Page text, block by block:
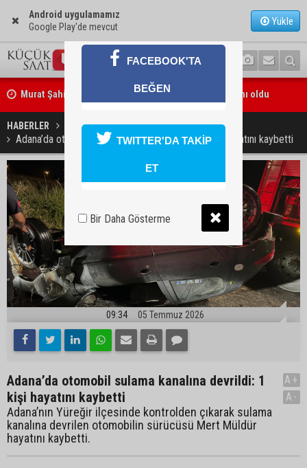
Android uygulamamız
Google Play'de mevcut
Yükle
Murat Şahin Aktürk, YENİ Parti Tufanbeyli İlçe Başkanı oldu
ASKİ Genel Müdürü Mansur Aladağ emekli oldu
HABERLER GÜNDEM
Adana’da otomobil sulama kanalına devrildi: 1 kişi hayatını kaybetti
09:34 05 Temmuz 2026
Adana’da otomobil sulama kanalına devrildi: 1
kişi hayatını kaybetti
Adana’nın Yüreğir ilçesinde kontrolden çıkarak sulama
kanalına devrilen otomobilin sürücüsü Mert Müldür
hayatını kaybetti.
A+
A-
FACEBOOK'TA
BEĞEN
TWITTER'DA TAKİP
ET
Bir Daha Gösterme